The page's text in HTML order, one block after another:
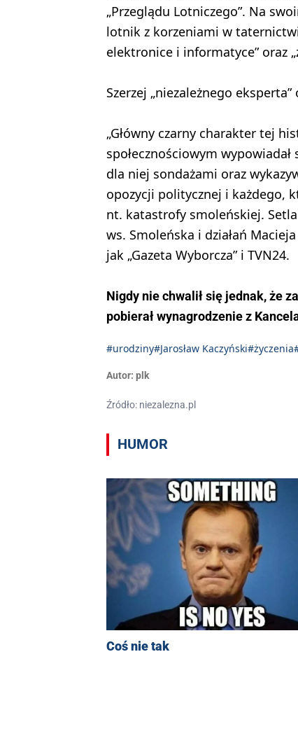
„Przeglądu Lotniczego”. Na
lotnik z korzeniami w
elektronice i informatyce” oraz
Szerzej „niezależnego
„Główny czarny charakter tej
społecznościowym wypowiadał
dla niej sondażami oraz
opozycji politycznej i każdego,
nt. katastrofy smoleńskiej.
ws. Smoleńska i działań
jak „Gazeta Wyborcza” i TVN24.
Nigdy nie chwalił się jednak, że
pobierał wynagrodzenie z
#urodziny#Jarosław Kaczyński#życzenia
Autor: plk
Źródło: niezalezna.pl
HUMOR
Coś nie tak